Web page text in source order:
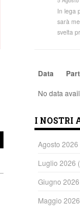
In lega
sarà
svelta
Data
No data
I NOSTRI
Agosto 2026
Luglio 2026
Giugno 2026
Maggio 2026